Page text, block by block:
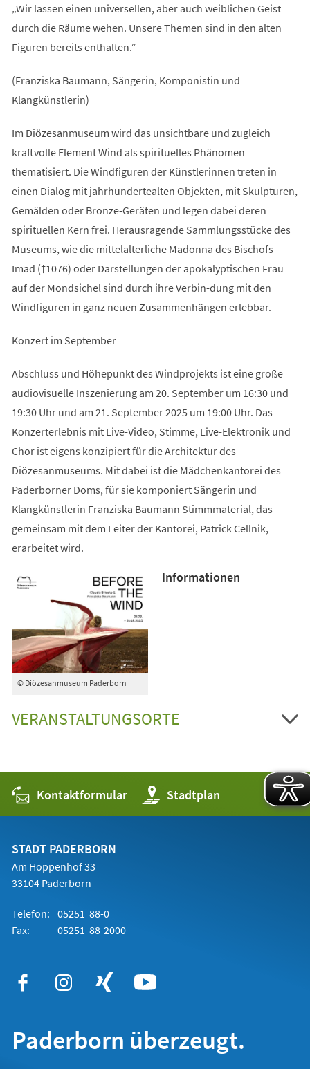
„Wir lassen einen universellen, aber auch weiblichen Geist
durch die Räume wehen. Unsere Themen sind in den alten
Figuren bereits enthalten.“
(Franziska Baumann, Sängerin, Komponistin und
Klangkünstlerin)
Im Diözesanmuseum wird das unsichtbare und zugleich
kraftvolle Element Wind als spirituelles Phänomen
thematisiert. Die Windfiguren der Künstlerinnen treten in
einen Dialog mit jahrhundertealten Objekten, mit Skulpturen,
Gemälden oder Bronze-Geräten und legen dabei deren
spirituellen Kern frei. Herausragende Sammlungsstücke des
Museums, wie die mittelalterliche Madonna des Bischofs
Imad (†1076) oder Darstellungen der apokalyptischen Frau
auf der Mondsichel sind durch ihre Verbin-dung mit den
Windfiguren in ganz neuen Zusammenhängen erlebbar.
Konzert im September
Abschluss und Höhepunkt des Windprojekts ist eine große
audiovisuelle Inszenierung am 20. September um 16:30 und
19:30 Uhr und am 21. September 2025 um 19:00 Uhr. Das
Konzerterlebnis mit Live-Video, Stimme, Live-Elektronik und
Chor ist eigens konzipiert für die Architektur des
Diözesanmuseums. Mit dabei ist die Mädchenkantorei des
Paderborner Doms, für sie komponiert Sängerin und
Klangkünstlerin Franziska Baumann Stimmmaterial, das
gemeinsam mit dem Leiter der Kantorei, Patrick Cellnik,
erarbeitet wird.
© Diözesanmuseum Paderborn
Informationen
VERANSTALTUNGSORTE
Kontaktformular Stadtplan
(Öffnet
in
einem
STADT PADERBORN
Am Hoppenhof 33
33104 Paderborn
Telefon: 05251 88-0
Fax:
05251 88-2000
Paderborn überzeugt.